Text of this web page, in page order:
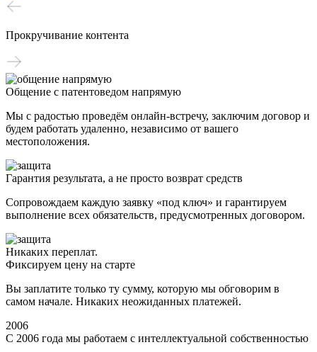
Прокручивание контента
Общение с патентоведом напрямую
Мы с радостью проведём онлайн-встречу, заключим договор и
будем работать удаленно, независимо от вашего
местоположения.
Гарантия результата, а не просто возврат средств
Сопровождаем каждую заявку «под ключ» и гарантируем
выполнение всех обязательств, предусмотренных договором.
Никаких переплат.
Фиксируем цену на старте
Вы заплатите только ту сумму, которую мы обговорим в
самом начале. Никаких неожиданных платежей.
2006
С 2006 года мы работаем с интеллектуальной собственностью